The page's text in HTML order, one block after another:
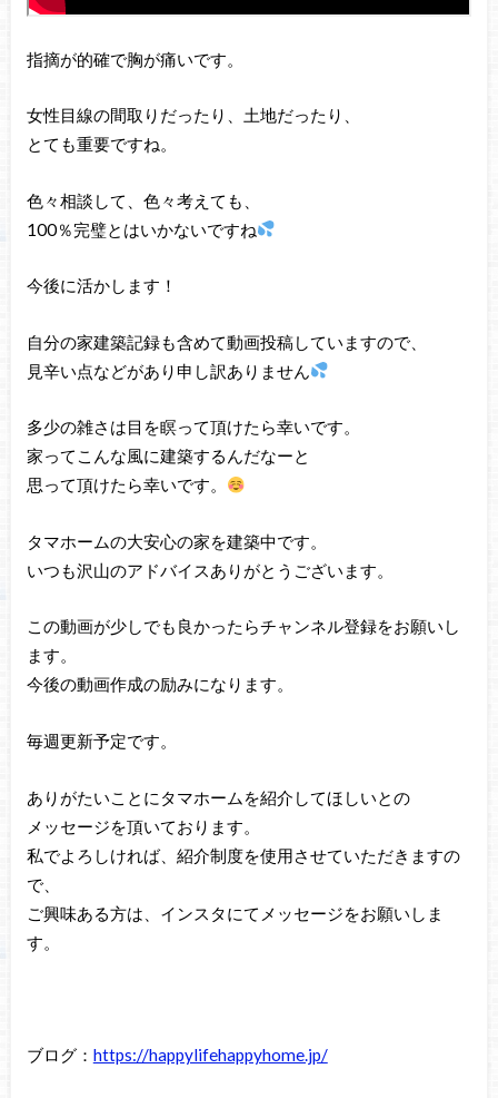
指摘が的確で胸が痛いです。
女性目線の間取りだったり、土地だったり、
とても重要ですね。
色々相談して、色々考えても、
100％完璧とはいかないですね
今後に活かします！
自分の家建築記録も含めて動画投稿していますので、
見辛い点などがあり申し訳ありません
多少の雑さは目を瞑って頂けたら幸いです。
家ってこんな風に建築するんだなーと
思って頂けたら幸いです。
タマホームの大安心の家を建築中です。
いつも沢山のアドバイスありがとうございます。
この動画が少しでも良かったらチャンネル登録をお願いし
ます。
今後の動画作成の励みになります。
毎週更新予定です。
ありがたいことにタマホームを紹介してほしいとの
メッセージを頂いております。
私でよろしければ、紹介制度を使用させていただきますの
で、
ご興味ある方は、インスタにてメッセージをお願いしま
す。
ブログ： https://happylifehappyhome.jp/